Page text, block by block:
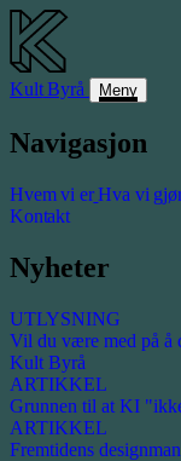
KultByrå Meny
Navigasjon
Hvem vi er Hva vi
Kontakt
Nyheter
UTLYSNING
Vil du være med på å
Kult Byrå
ARTIKKEL
Grunnen til at KI
ARTIKKEL
Fremtidens